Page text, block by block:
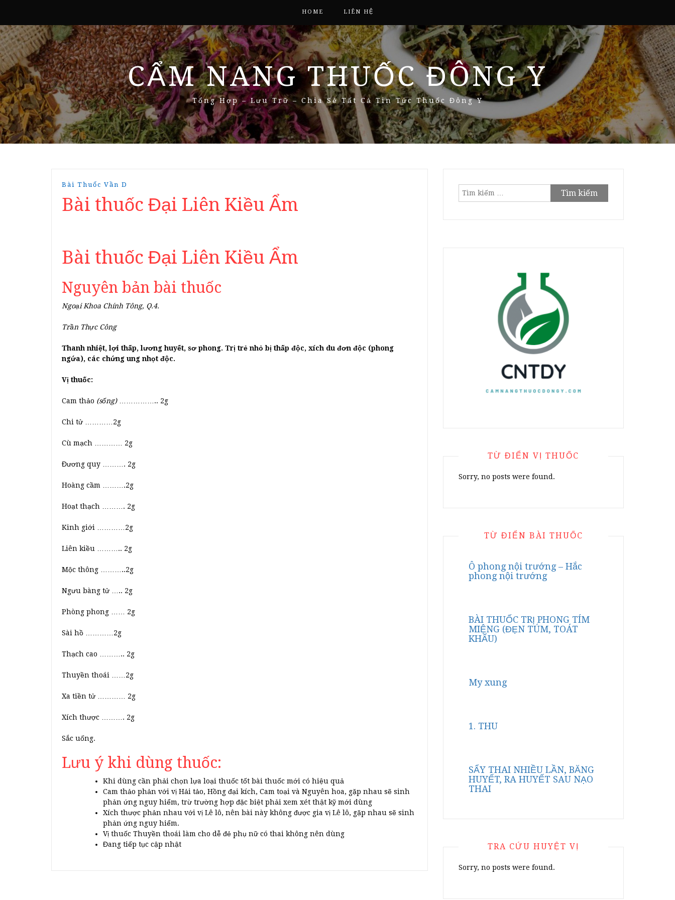
HOME LIÊN HỆ
CẨM NANG THUỐC ĐÔNG Y
Tổng Hợp – Lưu Trữ – Chia Sẻ Tất Cả Tin Tức Thuốc Đông Y
Bài Thuốc Vần D
Bài thuốc Đại Liên Kiều Ẩm
Bài thuốc Đại Liên Kiều Ẩm
Nguyên bản bài thuốc
Ngoại Khoa Chính Tông, Q.4.
Trần Thực Công
Thanh nhiệt, lợi thấp, lương huyết, sơ phong. Trị trẻ nhỏ bị thấp độc, xích du đơn độc (phong
ngứa), các chứng ung nhọt độc.
Vị thuốc:
Cam thảo (sống)…………….. 2g
Chi tử …………2g
Cù mạch ………… 2g
Đương quy ………. 2g
Hoàng cầm ……….2g
Hoạt thạch ………. 2g
Kinh giới …………2g
Liên kiều ……….. 2g
Mộc thông ………..2g
Ngưu bàng tử ….. 2g
Phòng phong …… 2g
Sài hồ …………2g
Thạch cao ……….. 2g
Thuyền thoái ……2g
Xa tiền tử ………… 2g
Xích thược ………. 2g
Sắc uống.
Lưu ý khi dùng thuốc:
Khi dùng cần phải chọn lựa loại thuốc tốt bài thuốc mới có hiệu quả
Cam thảo phản với vị Hải tảo, Hồng đại kích, Cam toại và Nguyên hoa, gặp nhau sẽ sinh
phản ứng nguy hiểm, trừ trường hợp đặc biệt phải xem xét thật kỹ mới dùng
Xích thược phản nhau với vị Lê lô, nên bài này không được gia vị Lê lô, gặp nhau sẽ sinh
phản ứng nguy hiểm.
Vị thuốc Thuyền thoái làm cho dễ đẻ phụ nữ có thai không nên dùng
Đang tiếp tục cập nhật
Tìm
TỪ ĐIỂN VỊ THUỐC
Sorry, no posts were found.
TỪ ĐIỂN BÀI THUỐC
Ô phong nội trướng – Hắc
phong nội trướng
BÀI THUỐC TRỊ PHONG TÍM
MIỆNG (ĐẸN TÚM, TOÁT
KHẨU)
My xung
1. THU
SẨY THAI NHIỀU LẦN, BĂNG
HUYẾT, RA HUYẾT SAU NẠO
THAI
TRA CỨU HUYỆT VỊ
Sorry, no posts were found.